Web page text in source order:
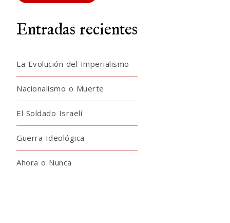
Entradas recientes
La Evolución del Imperialismo
Nacionalismo o Muerte
El Soldado Israelí
Guerra Ideológica
Ahora o Nunca